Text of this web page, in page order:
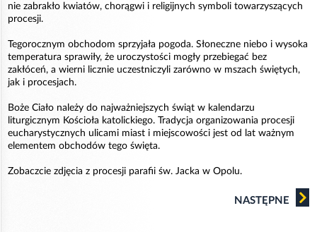
nie zabrakło kwiatów, chorągwi i religijnych symboli towarzyszących
procesji.
Tegorocznym obchodom sprzyjała pogoda. Słoneczne niebo i wysoka
temperatura sprawiły, że uroczystości mogły przebiegać bez
zakłóceń, a wierni licznie uczestniczyli zarówno w mszach świętych,
jak i procesjach.
Boże Ciało należy do najważniejszych świąt w kalendarzu
liturgicznym Kościoła katolickiego. Tradycja organizowania procesji
eucharystycznych ulicami miast i miejscowości jest od lat ważnym
elementem obchodów tego święta.
Zobaczcie zdjęcia z procesji parafii św. Jacka w Opolu.
NASTĘPNE